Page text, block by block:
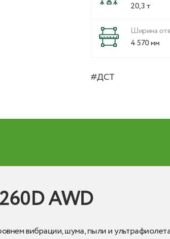
20,3 т
Ширина
4 570 мм
#ДСТ
AWD
вибрации, шума, пыли и